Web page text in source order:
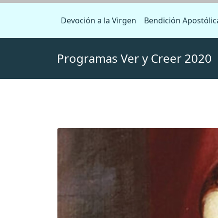
Devoción a la Virgen Bendición
Programas Ver y Creer 2020